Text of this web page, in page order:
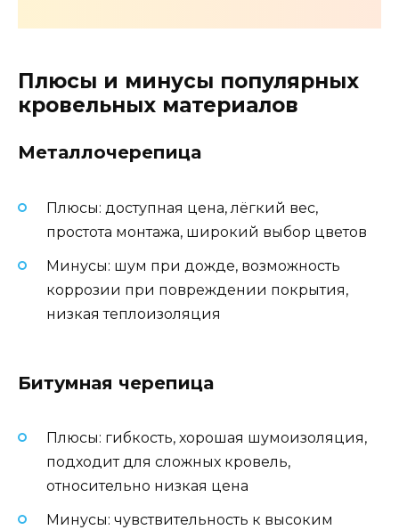
Плюсы и минусы популярных
кровельных материалов
Металлочерепица
Плюсы: доступная цена, лёгкий вес,
простота монтажа, широкий выбор цветов
Минусы: шум при дожде, возможность
коррозии при повреждении покрытия,
низкая теплоизоляция
Битумная черепица
Плюсы: гибкость, хорошая шумоизоляция,
подходит для сложных кровель,
относительно низкая цена
Минусы: чувствительность к высоким